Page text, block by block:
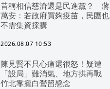
昔稱相信慈濟還是民進黨？ 蔣
萬安：若政府買夠疫苗，民團也
不需集資採購
2026.08.07 10:53
陳見賢不只心痛還很怒！疑遭
「設局」難消氣、地方拱再戰
竹北靠攏白營留懸念